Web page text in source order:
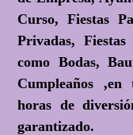
Curso, Fiestas
Privadas,
como Bodas,
Cumpleaños
horas de
garantizado.